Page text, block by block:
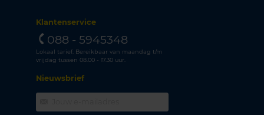
Klantenservice
088 - 5945348
Lokaal tarief. Bereikbaar van maandag t/m
vrijdag tussen 08.00 - 17.30 uur.
Nieuwsbrief